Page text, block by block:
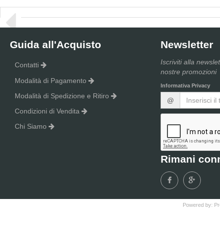
Guida all'Acquisto
Contatti
Modalità di Pagamento
Modalità di Spedizione e Ritiro
Condizioni di Vendita
Chi Siamo
Newsletter
Iscriviti alla
nostre promozioni
Informativa Privacy
@
Rimani
Powered by: